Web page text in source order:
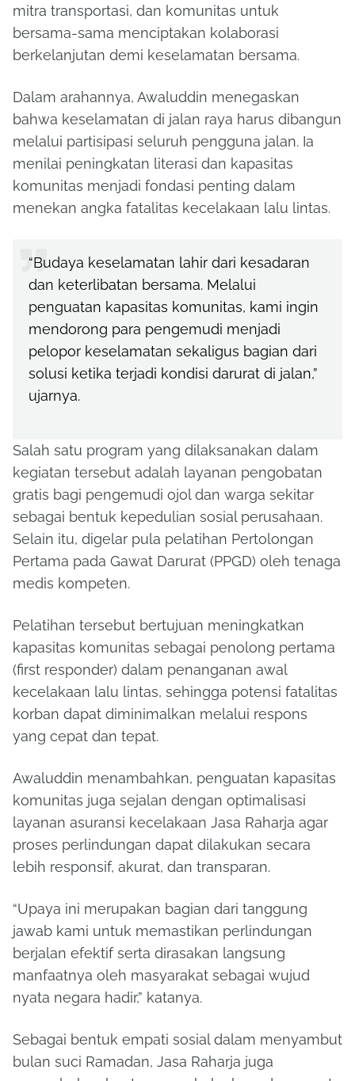
mitra transportasi, dan komunitas untuk
bersama-sama menciptakan kolaborasi
berkelanjutan demi keselamatan bersama.
Dalam arahannya, Awaluddin menegaskan
bahwa keselamatan di jalan raya harus dibangun
melalui partisipasi seluruh pengguna jalan. Ia
menilai peningkatan literasi dan kapasitas
komunitas menjadi fondasi penting dalam
menekan angka fatalitas kecelakaan lalu lintas.
“Budaya keselamatan lahir dari kesadaran
dan keterlibatan bersama. Melalui
penguatan kapasitas komunitas, kami ingin
mendorong para pengemudi menjadi
pelopor keselamatan sekaligus bagian dari
solusi ketika terjadi kondisi darurat di jalan,”
ujarnya.
Salah satu program yang dilaksanakan dalam
kegiatan tersebut adalah layanan pengobatan
gratis bagi pengemudi ojol dan warga sekitar
sebagai bentuk kepedulian sosial perusahaan.
Selain itu, digelar pula pelatihan Pertolongan
Pertama pada Gawat Darurat (PPGD) oleh tenaga
medis kompeten.
Pelatihan tersebut bertujuan meningkatkan
kapasitas komunitas sebagai penolong pertama
(first responder) dalam penanganan awal
kecelakaan lalu lintas, sehingga potensi fatalitas
korban dapat diminimalkan melalui respons
yang cepat dan tepat.
Awaluddin menambahkan, penguatan kapasitas
komunitas juga sejalan dengan optimalisasi
layanan asuransi kecelakaan Jasa Raharja agar
proses perlindungan dapat dilakukan secara
lebih responsif, akurat, dan transparan.
“Upaya ini merupakan bagian dari tanggung
jawab kami untuk memastikan perlindungan
berjalan efektif serta dirasakan langsung
manfaatnya oleh masyarakat sebagai wujud
nyata negara hadir,” katanya.
Sebagai bentuk empati sosial dalam menyambut
bulan suci Ramadan, Jasa Raharja juga